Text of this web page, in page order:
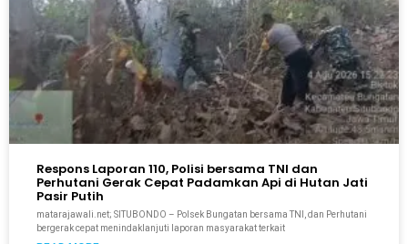
Respons Laporan 110, Polisi bersama TNI dan
Perhutani Gerak Cepat Padamkan Api di Hutan Jati
Pasir Putih
matarajawali.net; SITUBONDO – Polsek Bungatan bersama TNI, dan Perhutani
bergerak cepat menindaklanjuti laporan masyarakat terkait